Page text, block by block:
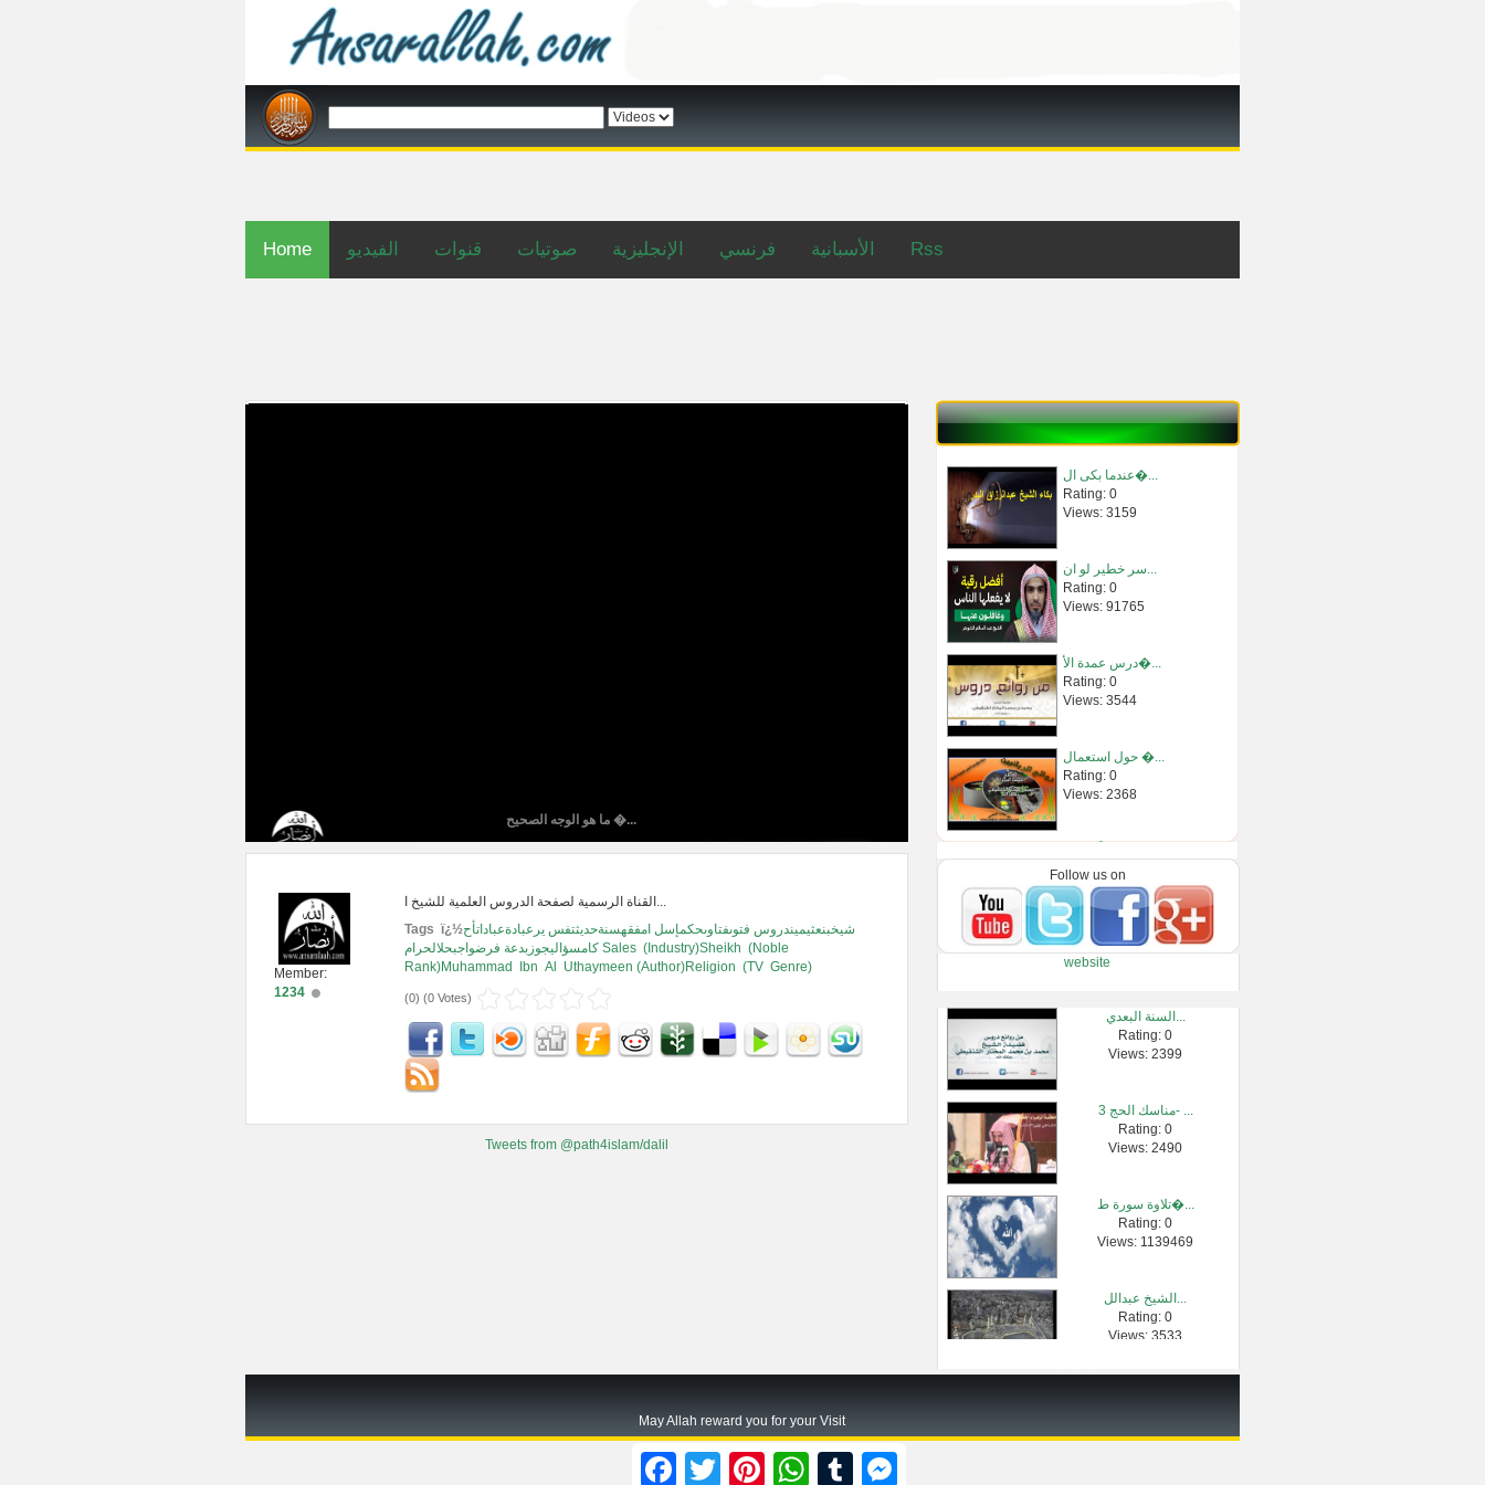
Home الفيديو قنوات صوتيات الإنجليزية فرنسي الأسبانية Rss
ما هو الوجه الصحيح �...
Member:
1234
القناة الرسمية لصفحة الدروس العلمية للشيخ ا...
Tags ï¿½شيخبنعثيميندروس فتوىفتاوىحكمإسل امفقهسنةحديثتفس يرعبادةعباداتأح
كامسؤاليجوزبدعة فرضواجبحلالحرام Sales (Industry)Sheikh (Noble
Rank)Muhammad
Ibn Al Uthaymeen (Author)Religion (TV Genre)
(0) (0 Votes)
Tweets from @path4islam/dalil
عندما بكى ال�...
Rating: 0
Views: 3159
سر خطير لو ان...
Rating: 0
Views: 91765
درس عمدة الأ�...
Rating: 0
Views: 3544
حول استعمال �...
Rating: 0
Views: 2368
Rating: 0
Views: 1869075
تأملات(سورة �...
Rating: 0
الأحق بالأما...
Rating: 0
عن صلاة المن�...
Rating: 0
دروس الحرمين...
Rating: 0
هل يقص أو يحل...
Rating: 0
Follow us on
website
السنة البعدي...
Rating: 0
Views: 2399
مناسك الحج 3- ...
Rating: 0
Views: 2490
تلاوة سورة ط�...
Rating: 0
Views: 1139469
الشيخ عبدالل...
Rating: 0
Views: 3533
May Allah reward you for your Visit
FacebookTwitter Pinterest WhatsAppTumblr